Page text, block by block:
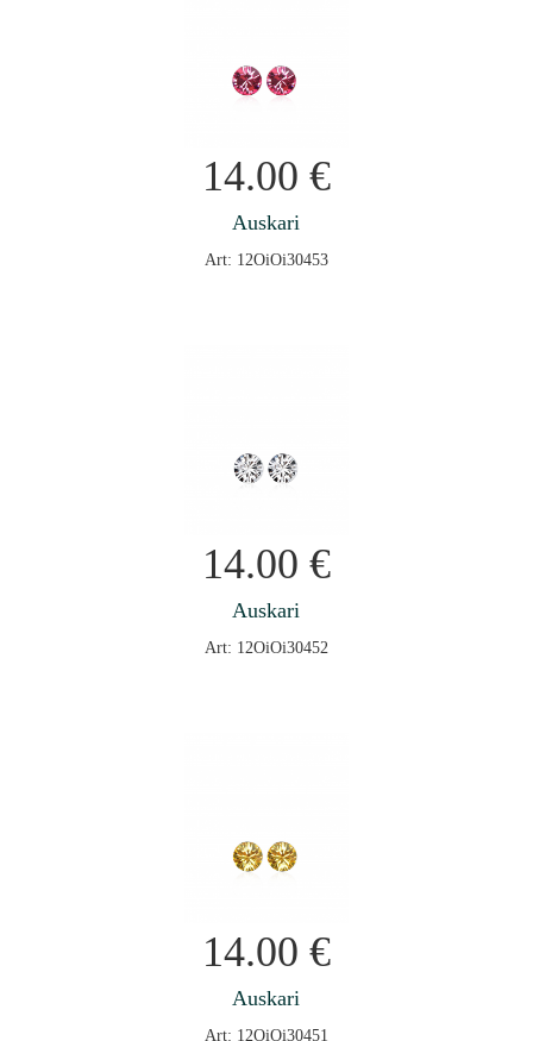
14.00 €
Auskari
Art: 12OiOi30453
14.00 €
Auskari
Art: 12OiOi30452
14.00 €
Auskari
Art: 12OiOi30451